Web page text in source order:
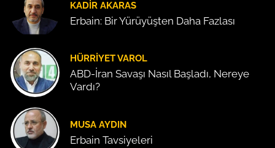
KADIR AKARAS
Erbain: Bir Yürüyüşten Daha Fazlası
HÜRRIYET VAROL
ABD-İran Savaşı Nasıl Başladı, Nereye
Vardı?
MUSA AYDIN
Erbain Tavsiyeleri